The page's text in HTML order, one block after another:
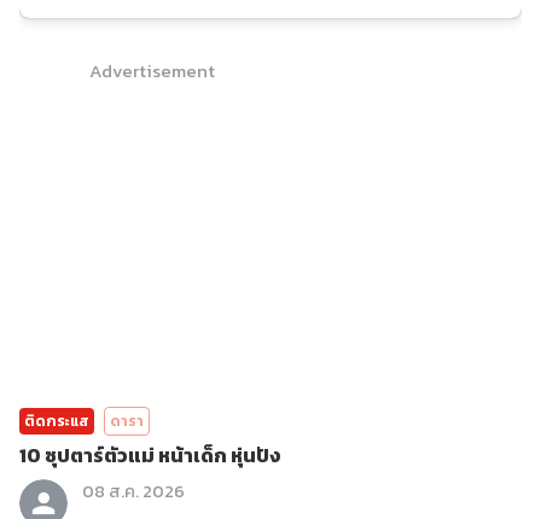
Advertisement
ติดกระแส ดารา
10 ซุปตาร์ตัวแม่ หน้าเด็ก หุ่นปัง
08 ส.ค. 2026